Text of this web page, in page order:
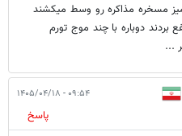
میز مسخره مذاکره رو وسط میکشند
بردند دوباره با چند موج تورم
...
۰۹:۵۴ - ۱۴۰۵/۰۴/۱۸
پاسخ